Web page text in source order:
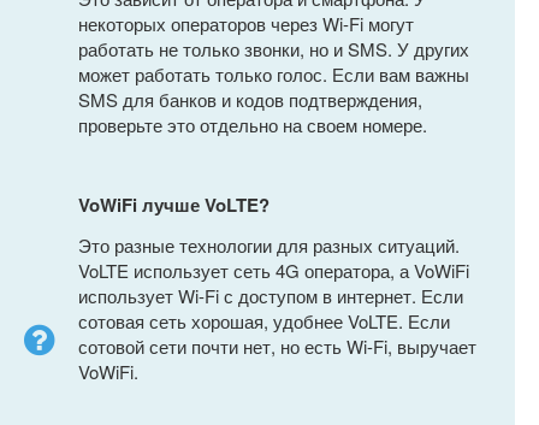
некоторых операторов через Wi-Fi могут
работать не только звонки, но и SMS. У других
может работать только голос. Если вам важны
SMS для банков и кодов подтверждения,
проверьте это отдельно на своем номере.
VoWiFi лучше VoLTE?
Это разные технологии для разных ситуаций.
VoLTE использует сеть 4G оператора, а VoWiFi
использует Wi-Fi с доступом в интернет. Если
сотовая сеть хорошая, удобнее VoLTE. Если
сотовой сети почти нет, но есть Wi-Fi, выручает
VoWiFi.